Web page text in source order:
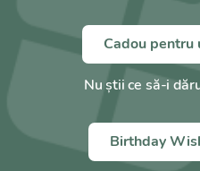
Cadou pentru
Nu știi ce să-i
Birthday